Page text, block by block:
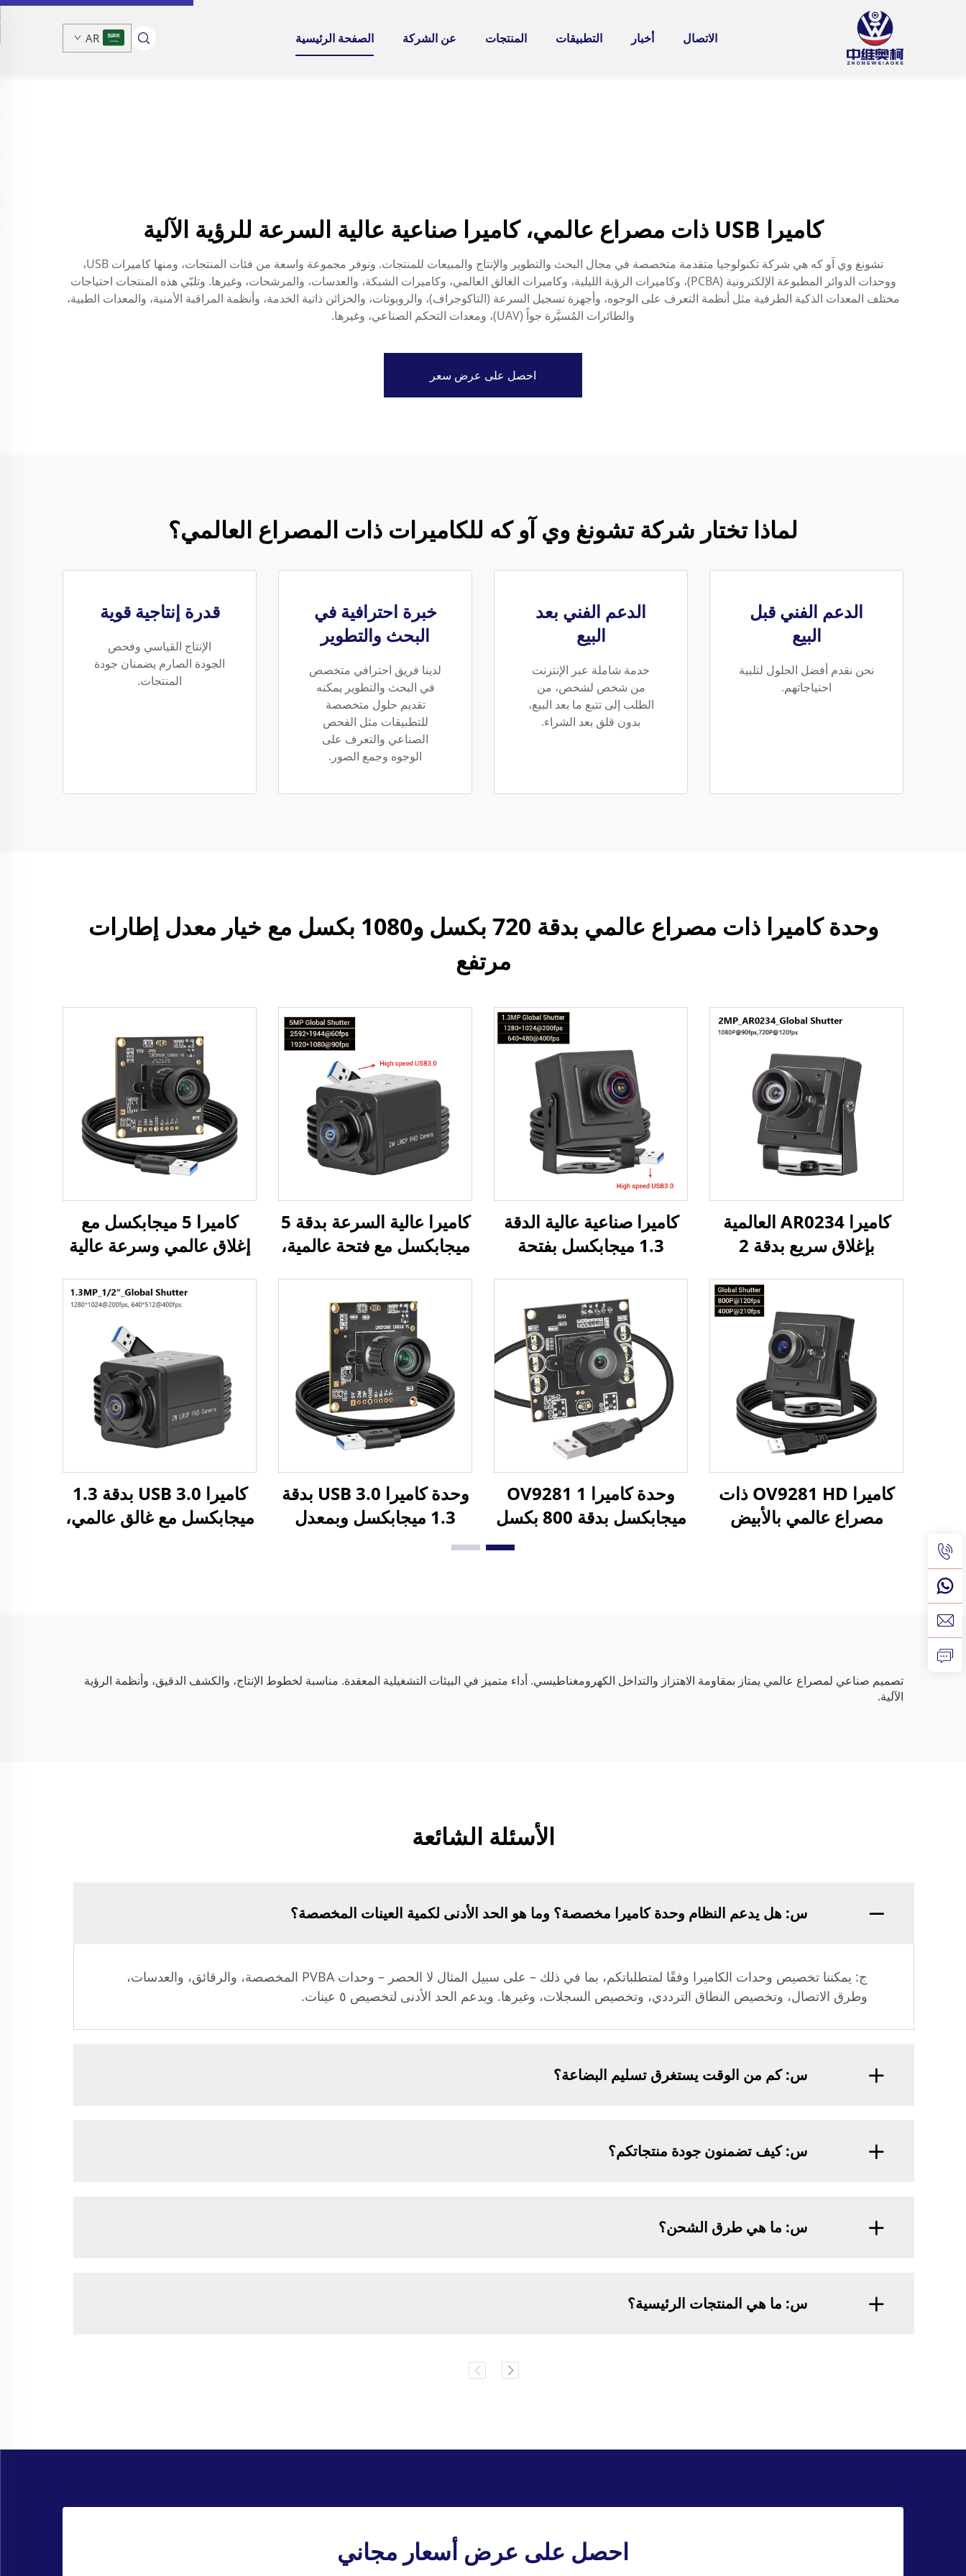
الصفحة الرئيسية عن الشركة المنتجات التطبيقات أخبار الاتصال AR
كاميرا USB ذات مصراع عالمي، كاميرا صناعية عالية السرعة للرؤية الآلية
تشونغ وي آو كه هي شركة تكنولوجيا متقدمة متخصصة في مجال البحث والتطوير والإنتاج والمبيعات للمنتجات. ونوفر مجموعة واسعة من فئات المنتجات، ومنها كاميرات USB،
ووحدات الدوائر المطبوعة الإلكترونية (PCBA)، وكاميرات الرؤية الليلية، وكاميرات الغالق العالمي، وكاميرات الشبكة، والعدسات، والمرشحات، وغيرها. وتلبّي هذه المنتجات احتياجات
مختلف المعدات الذكية الطرفية مثل أنظمة التعرف على الوجوه، وأجهزة تسجيل السرعة (التاكوجراف)، والروبوتات، والخزائن ذاتية الخدمة، وأنظمة المراقبة الأمنية، والمعدات الطبية،
والطائرات المُسيَّرة جواً (UAV)، ومعدات التحكم الصناعي، وغيرها.
احصل على عرض سعر
لماذا تختار شركة تشونغ وي آو كه للكاميرات ذات المصراع العالمي؟
الدعم الفني قبل
البيع
نحن نقدم أفضل الحلول لتلبية
احتياجاتهم.
الدعم الفني بعد
البيع
خدمة شاملة عبر الإنترنت
من شخص لشخص، من
الطلب إلى تتبع ما بعد البيع،
بدون قلق بعد الشراء.
خبرة احترافية في
البحث والتطوير
لدينا فريق احترافي متخصص
في البحث والتطوير يمكنه
تقديم حلول متخصصة
للتطبيقات مثل الفحص
الصناعي والتعرف على
الوجوه وجمع الصور.
قدرة إنتاجية قوية
الإنتاج القياسي وفحص
الجودة الصارم يضمنان جودة
المنتجات.
وحدة كاميرا ذات مصراع عالمي بدقة 720 بكسل و1080 بكسل مع خيار معدل إطارات
مرتفع
كاميرا AR0234 العالمية
بإغلاق سريع بدقة 2
إطارًا في الثانية و90 إطارًا
في الثانية وكاميرا يو إس بي
لاستخدامها في التعرف على
الوجه لأنظمة أندرويد،
كاميرا صناعية
كاميرا صناعية عالية الدقة
1.3 ميجابكسل بفتحة
في الثانية / 200 إطارًا في
الثانية، لالتقاط الحركة
السريعة بدون الحاجة
لبرنامج تشغيل، كاميرا
صغيرة
كاميرا عالية السرعة بدقة 5
ميجابكسل مع فتحة عالمية،
الوضوح، بدون تشويه،
بزاوية واسعة، للكمبيوتر
الشخصي
كاميرا 5 ميجابكسل مع
إغلاق عالمي وسرعة عالية
60 إطارًا في الثانية / 90
إطارًا في الثانية، مناسبة
للفحص الصناعي والتقاط
صور فورية للهواتف والرؤية
الآلية
كاميرا OV9281 HD ذات
مصراع عالمي بالأبيض
وحدة كاميرا OV9281 1
ميجابكسل بدقة 800 بكسل
و120 إطارًا في الثانية مع
وحدة كاميرا USB 3.0 بدقة
1.3 ميجابكسل وبمعدل
كاميرا USB 3.0 بدقة 1.3
ميجابكسل مع غالق عالمي،
تصميم صناعي لمصراع عالمي يمتاز بمقاومة الاهتزاز والتداخل الكهرومغناطيسي. أداء متميز في البيئات التشغيلية المعقدة. مناسبة لخطوط الإنتاج، والكشف الدقيق، وأنظمة الرؤية
الآلية.
الأسئلة الشائعة
س: هل يدعم النظام وحدة كاميرا مخصصة؟ وما هو الحد الأدنى لكمية العينات المخصصة؟
ج: يمكننا تخصيص وحدات الكاميرا وفقًا لمتطلباتكم، بما في ذلك – على سبيل المثال لا الحصر – وحدات PVBA المخصصة، والرقائق، والعدسات،
وطرق الاتصال، وتخصيص النطاق الترددي، وتخصيص السجلات، وغيرها. ويدعم الحد الأدنى لتخصيص ٥ عينات.
س: كم من الوقت يستغرق تسليم البضاعة؟
س: كيف تضمنون جودة منتجاتكم؟
س: ما هي طرق الشحن؟
س: ما هي المنتجات الرئيسية؟
احصل على عرض أسعار مجاني